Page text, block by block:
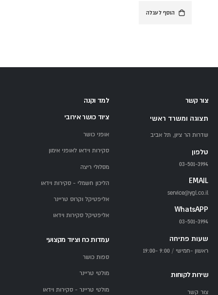
הוסף לעגלה
צור קשר
תצוגה ומשרד ראשי
שדרות הר ציון, תל אביב
טלפון
03-501-3994
EMAIL
service@ygl.co.il
WhatsAPP
03-501-3994
שעות פתיחה
ראשון -חמישי / 9:00 -19:00
שירות לקוחות
צור קשר
למד וקנה
ציוד כושר אירובי
אופני כושר
סקירות וידאו לאופני אימון
מסלולי ריצה
הליכון חשמלי - סקירות וידאו
אליפטיקל וקרוס טריינר
אליפטיקל סקירות וידאו
עמדות כח וציוד מקצועי
ספות כושר
מולטי טריינר
מולטי טריינר - סקירות וידאו